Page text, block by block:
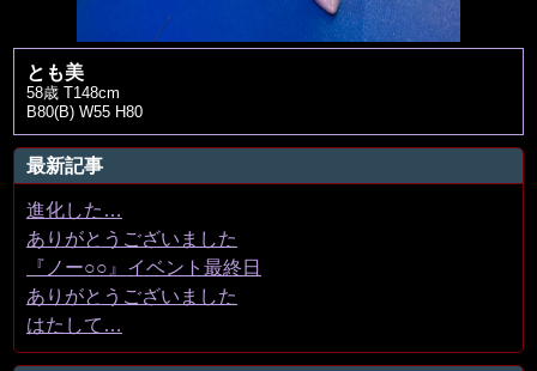
とも美
58歳 T148cm
B80(B) W55 H80
最新記事
進化した…
ありがとうございました
『ノー○○』イベント最終日
ありがとうございました
はたして…